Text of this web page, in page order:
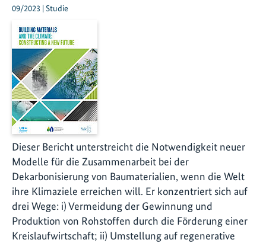
09/2023 | Studie
Dieser Bericht unterstreicht die Notwendigkeit neuer
Modelle für die Zusammenarbeit bei der
Dekarbonisierung von Baumaterialien, wenn die Welt
ihre Klimaziele erreichen will. Er konzentriert sich auf
drei Wege: i) Vermeidung der Gewinnung und
Produktion von Rohstoffen durch die Förderung einer
Kreislaufwirtschaft; ii) Umstellung auf regenerative